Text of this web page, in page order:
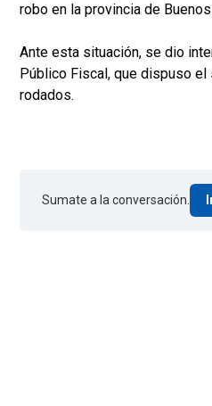
robo en la provincia de
Ante esta situación, se dio
Público Fiscal, que dispuso
rodados.
Sumate a la conversación.